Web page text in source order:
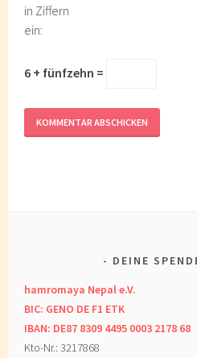
in Ziffern
ein:
6 + fünfzehn =
DEINE
hamromaya Nepal e.V.
BIC: GENO DE F1 ETK
IBAN: DE87 8309 4495 0003 2178 68
Kto-Nr.: 3217868